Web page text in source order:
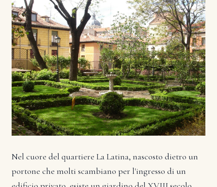
Nel cuore del quartiere La Latina, nascosto dietro un
portone che molti scambiano per l'ingresso di un